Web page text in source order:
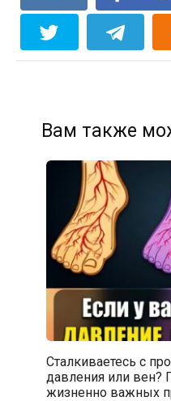
Вам также
Сталкиваетесь с
давления или вен?
жизненно важных